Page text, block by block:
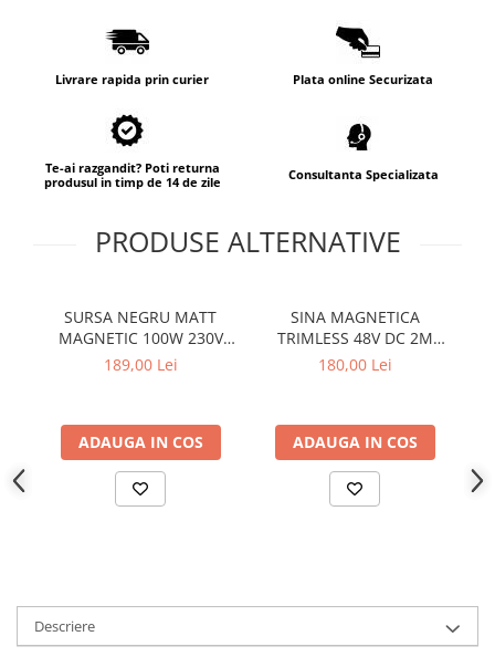
Corpuri EXIT
Corpuri liniare LED
Panouri LED
Proiector LED Fantana/Piscina
Modul LED
Profil Banda LED
Profil led aplicat
Profil LED colt
Profil led incastrat
Proiectoare LED
Livrare rapida prin curier Plata online Securizata
Te-ai razgandit? Poti returna
produsul in timp de 14 de zile
Consultanta Specializata
PRODUSE ALTERNATIVE
SURSA NEGRU MATT
MAGNETIC 100W 230V
AC- 48V DC IP20 2.1A 250
189,00 Lei
ADAUGA IN COS
SINA MAGNETICA
TRIMLESS 48V DC 2M
NEGRU MAT
180,00 Lei
ADAUGA IN COS
Descriere